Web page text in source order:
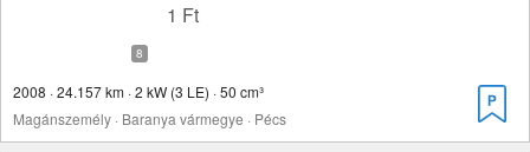
1 Ft
2008 · 24.157 km · 2 kW (3 LE) · 50 cm³
Magánszemély · Baranya vármegye · Pécs